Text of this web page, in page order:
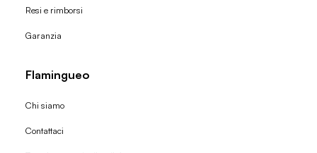
Resi e rimborsi
Garanzia
Flamingueo
Chi siamo
Contattaci